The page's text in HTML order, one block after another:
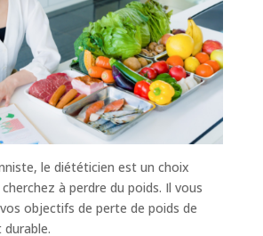
le diététicien est un choix
à perdre du poids. Il vous
objectifs de perte de poids de